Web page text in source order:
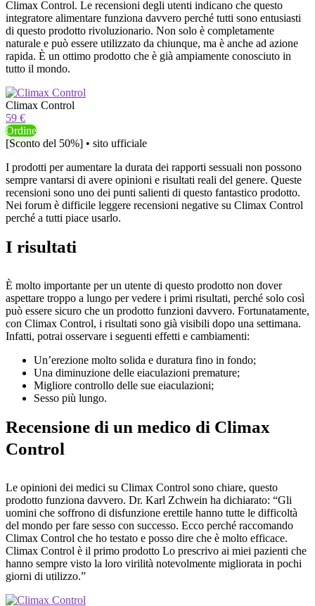
Climax Control. Le recensioni degli utenti indicano che questo
integratore alimentare funziona davvero perché tutti sono entusiasti
di questo prodotto rivoluzionario. Non solo è completamente
naturale e può essere utilizzato da chiunque, ma è anche ad azione
rapida. È un ottimo prodotto che è già ampiamente conosciuto in
tutto il mondo.
Climax Control
59 €
Ordine
[Sconto del 50%] • sito ufficiale
I prodotti per aumentare la durata dei rapporti sessuali non possono
sempre vantarsi di avere opinioni e risultati reali del genere. Queste
recensioni sono uno dei punti salienti di questo fantastico prodotto.
Nei forum è difficile leggere recensioni negative su Climax Control
perché a tutti piace usarlo.
I risultati
È molto importante per un utente di questo prodotto non dover
aspettare troppo a lungo per vedere i primi risultati, perché solo così
può essere sicuro che un prodotto funzioni davvero. Fortunatamente,
con Climax Control, i risultati sono già visibili dopo una settimana.
Infatti, potrai osservare i seguenti effetti e cambiamenti:
Un’erezione molto solida e duratura fino in fondo;
Una diminuzione delle eiaculazioni premature;
Migliore controllo delle sue eiaculazioni;
Sesso più lungo.
Recensione di un medico di Climax
Control
Le opinioni dei medici su Climax Control sono chiare, questo
prodotto funziona davvero. Dr. Karl Zchwein ha dichiarato: “Gli
uomini che soffrono di disfunzione erettile hanno tutte le difficoltà
del mondo per fare sesso con successo. Ecco perché raccomando
Climax Control che ho testato e posso dire che è molto efficace.
Climax Control è il primo prodotto Lo prescrivo ai miei pazienti che
hanno sempre visto la loro virilità notevolmente migliorata in pochi
giorni di utilizzo.”